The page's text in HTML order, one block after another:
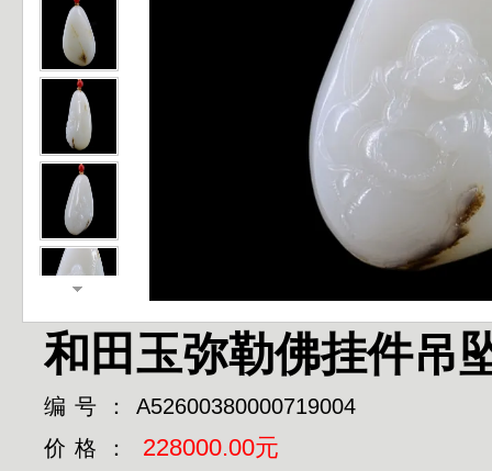
和田玉弥勒佛挂件吊
编号： A52600380000719004
价格：
228000.00元